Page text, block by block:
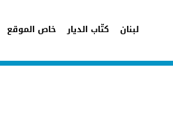
لبنان كتّاب الديار خاص الموقع